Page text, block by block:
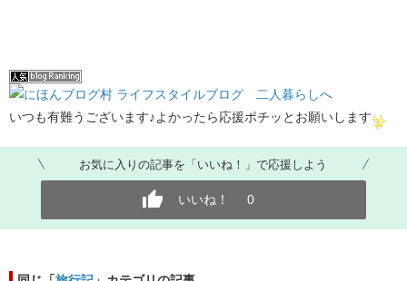
いつも有難うございます♪よかったら応援ポチッとお願いします
お気に入りの記事を「いいね！」で応援しよう
いいね！ 0